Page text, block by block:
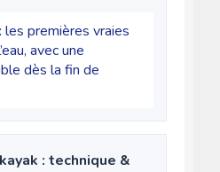
les premières vraies
avec une
dès la fin de
: technique &